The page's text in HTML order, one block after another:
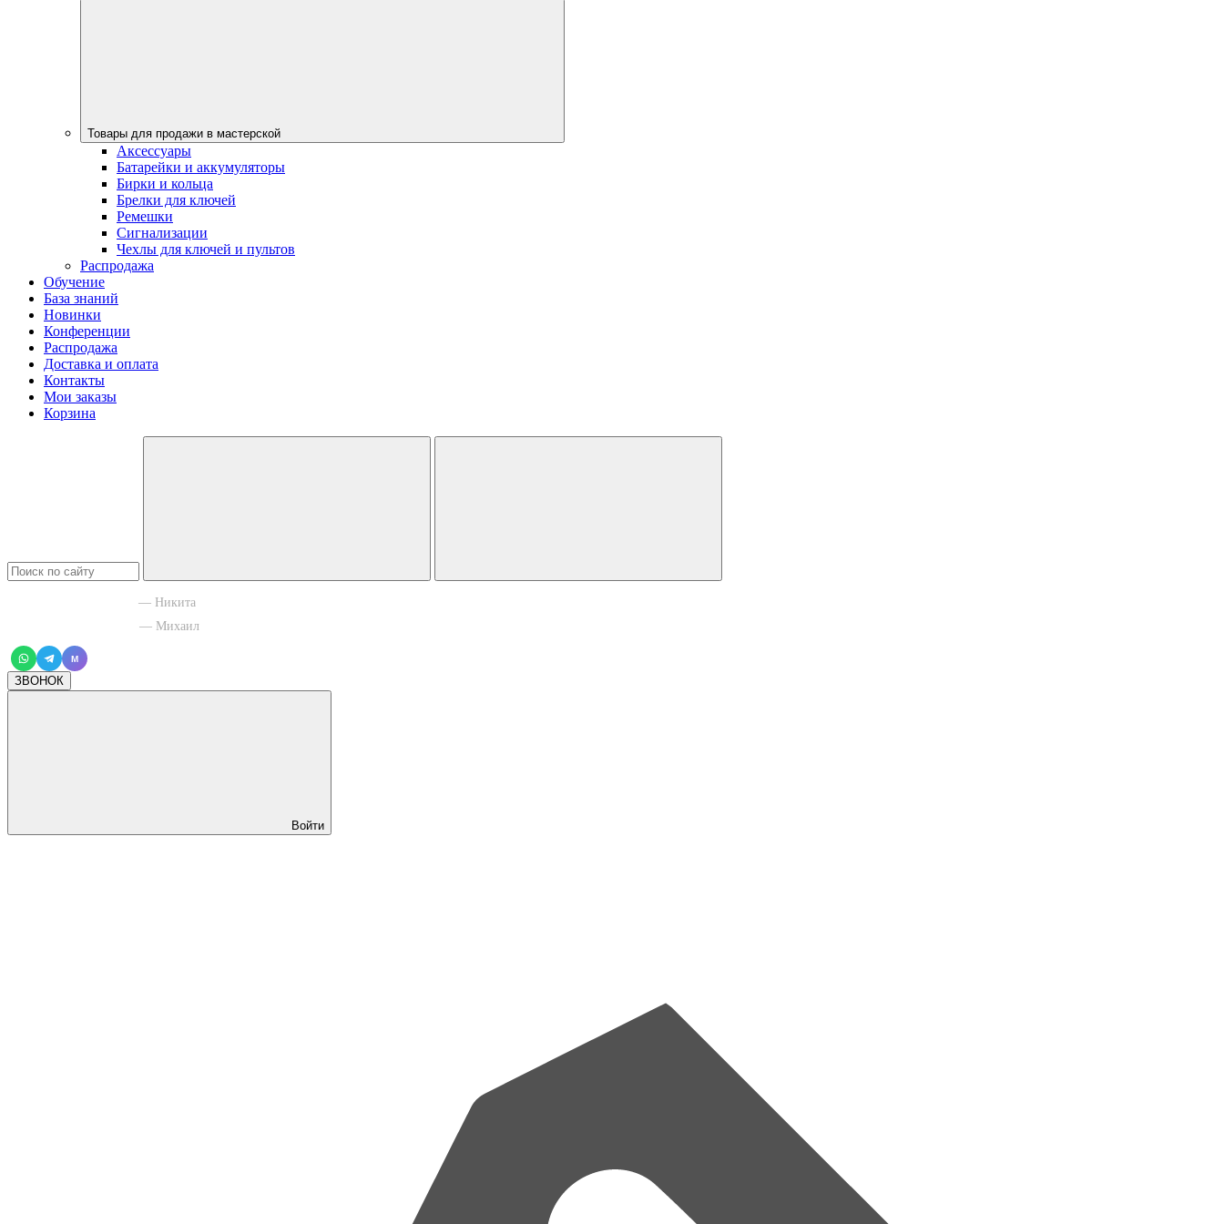
Товары для продажи в мастерской
Аксессуары
Батарейки и аккумуляторы
Бирки и кольца
Брелки для ключей
Ремешки
Сигнализации
Чехлы для ключей и пультов
Распродажа
Обучение
База знаний
Новинки
Конференции
Распродажа
Доставка и оплата
Контакты
Мои заказы
Корзина
— Никита
— Михаил
M
ЗВОНОК
Войти